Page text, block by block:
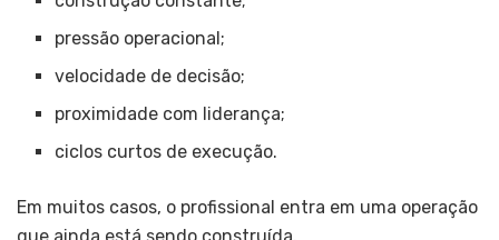
pressão operacional;
velocidade de decisão;
proximidade com liderança;
ciclos curtos de execução.
Em muitos casos, o profissional entra em uma operação
que ainda está sendo construída.